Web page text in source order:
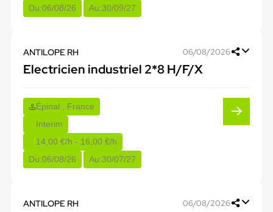
Du:06/08/26 Au:30/09/27
ANTILOPE RH 06/08/2026
Electricien industriel 2*8 H/F/X
Épinal , France
Interim
14,00 €/h - 16,00 €/h
Du:06/08/26 Au:30/07/27
ANTILOPE RH 06/08/2026